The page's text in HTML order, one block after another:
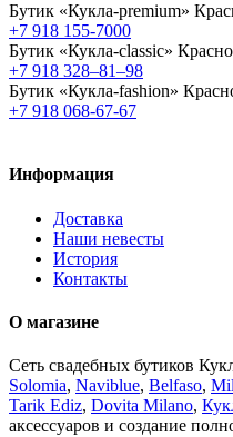
Бутик «Кукла-premium»
+7 918 155-7000
Бутик «Кукла-classic»
+7 918 328–81–98
Бутик «Кукла-fashion»
+7 918 068-67-67
Информация
Доставка
Наши невесты
История
Контакты
О магазине
Сеть свадебных бутиков
Solomia, Naviblue, Belfaso,
Tarik Ediz, Dovita Milano,
аксессуаров и создание